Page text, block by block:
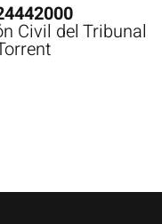
Civil del Tribunal